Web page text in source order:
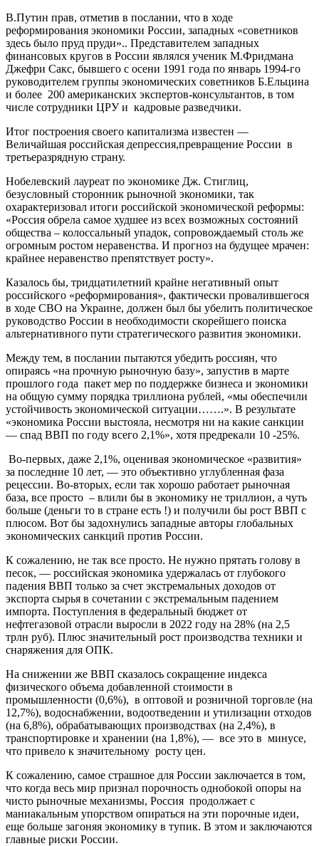
В.Путин прав, отметив в послании, что в ходе
реформирования экономики России, западных «советников
здесь было пруд пруди».. Представителем западных
финансовых кругов в России являлся ученик М.Фридмана
Джефри Сакс, бывшего с осени 1991 года по январь 1994-го
руководителем группы экономических советников Б.Ельцина
и более 200 американских экспертов-консультантов, в том
числе сотрудники ЦРУ и кадровые разведчики.
Итог построения своего капитализма известен —
Величайшая российская депрессия,превращение России в
третьеразрядную страну.
Нобелевский лауреат по экономике Дж. Стиглиц,
безусловный сторонник рыночной экономики, так
охарактеризовал итоги российской экономической реформы:
«Россия обрела самое худшее из всех возможных состояний
общества – колоссальный упадок, сопровождаемый столь же
огромным ростом неравенства. И прогноз на будущее мрачен:
крайнее неравенство препятствует росту».
Казалось бы, тридцатилетний крайне негативный опыт
российского «реформирования», фактически провалившегося
в ходе СВО на Украине, должен был бы убелить политическое
руководство России в необходимости скорейшего поиска
альтернативного пути стратегического развития экономики.
Между тем, в послании пытаются убедить россиян, что
опираясь «на прочную рыночную базу», запустив в марте
прошлого года пакет мер по поддержке бизнеса и экономики
на общую сумму порядка триллиона рублей, «мы обеспечили
устойчивость экономической ситуации…….». В результате
«экономика России выстояла, несмотря ни на какие санкции
— спад ВВП по году всего 2,1%», хотя предрекали 10 -25%.
Во-первых, даже 2,1%, оценивая экономическое «развития»
за последние 10 лет, — это объективно углубленная фаза
рецессии. Во-вторых, если так хорошо работает рыночная
база, все просто – влили бы в экономику не триллион, а чуть
больше (деньги то в стране есть !) и получили бы рост ВВП с
плюсом. Вот бы задохнулись западные авторы глобальных
экономических санкций против России.
К сожалению, не так все просто. Не нужно прятать голову в
песок, — российская экономика удержалась от глубокого
падения ВВП только за счет экстремальных доходов от
экспорта сырья в сочетании с экстремальным падением
импорта. Поступления в федеральный бюджет от
нефтегазовой отрасли выросли в 2022 году на 28% (на 2,5
трлн руб). Плюс значительный рост производства техники и
снаряжения для ОПК.
На снижении же ВВП сказалось сокращение индекса
физического объема добавленной стоимости в
промышленности (0,6%), в оптовой и розничной торговле (на
12,7%), водоснабжении, водоотведении и утилизации отходов
(на 6,8%), обрабатывающих производствах (на 2,4%), в
транспортировке и хранении (на 1,8%), — все это в минусе,
что привело к значительному росту цен.
К сожалению, самое страшное для России заключается в том,
что когда весь мир признал порочность однобокой опоры на
чисто рыночные механизмы, Россия продолжает с
маниакальным упорством опираться на эти порочные идеи,
еще больше загоняя экономику в тупик. В этом и заключаются
главные риски России.